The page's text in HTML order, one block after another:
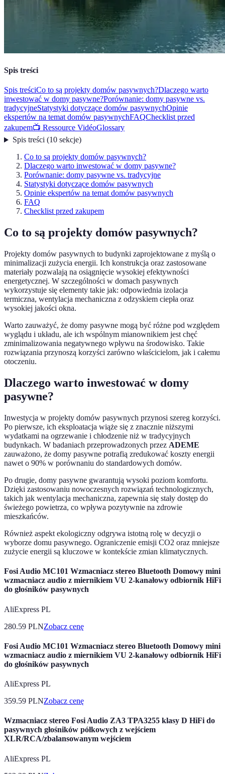
Spis treści
Spis treściCo to są projekty domów pasywnych?Dlaczego warto
inwestować w domy pasywne?Porównanie: domy pasywne vs.
tradycyjneStatystyki dotyczące domów pasywnychOpinie
ekspertów na temat domów pasywnychFAQChecklist przed
zakupem📺 Ressource VidéoGlossary
Spis treści(10 sekcje)
Co to są projekty domów pasywnych?
Dlaczego warto inwestować w domy pasywne?
Porównanie: domy pasywne vs. tradycyjne
Statystyki dotyczące domów pasywnych
Opinie ekspertów na temat domów pasywnych
FAQ
Checklist przed zakupem
Co to są projekty domów pasywnych?
Projekty domów pasywnych to budynki zaprojektowane z myślą o
minimalizacji zużycia energii. Ich konstrukcja oraz zastosowane
materiały pozwalają na osiągnięcie wysokiej efektywności
energetycznej. W szczególności w domach pasywnych
wykorzystuje się elementy takie jak: odpowiednia izolacja
termiczna, wentylacja mechaniczna z odzyskiem ciepła oraz
wysokiej jakości okna.
Warto zauważyć, że domy pasywne mogą być różne pod względem
wyglądu i układu, ale ich wspólnym mianownikiem jest chęć
zminimalizowania negatywnego wpływu na środowisko. Takie
rozwiązania przynoszą korzyści zarówno właścicielom, jak i całemu
otoczeniu.
Dlaczego warto inwestować w domy
pasywne?
Inwestycja w projekty domów pasywnych przynosi szereg korzyści.
Po pierwsze, ich eksploatacja wiąże się z znacznie niższymi
wydatkami na ogrzewanie i chłodzenie niż w tradycyjnych
budynkach. W badaniach przeprowadzonych przez ADEME
zauważono, że domy pasywne potrafią zredukować koszty energii
nawet o 90% w porównaniu do standardowych domów.
Po drugie, domy pasywne gwarantują wysoki poziom komfortu.
Dzięki zastosowaniu nowoczesnych rozwiązań technologicznych,
takich jak wentylacja mechaniczna, zapewnia się stały dostęp do
świeżego powietrza, co wpływa pozytywnie na zdrowie
mieszkańców.
Również aspekt ekologiczny odgrywa istotną rolę w decyzji o
wyborze domu pasywnego. Ograniczenie emisji CO2 oraz mniejsze
zużycie energii są kluczowe w kontekście zmian klimatycznych.
Fosi Audio MC101 Wzmacniacz stereo Bluetooth Domowy mini
wzmacniacz audio z miernikiem VU 2-kanałowy odbiornik HiFi
do głośników pasywnych
AliExpress PL
280.59 PLNZobacz cenę
Fosi Audio MC101 Wzmacniacz stereo Bluetooth Domowy mini
wzmacniacz audio z miernikiem VU 2-kanałowy odbiornik HiFi
do głośników pasywnych
AliExpress PL
359.59 PLNZobacz cenę
Wzmacniacz stereo Fosi Audio ZA3 TPA3255 klasy D HiFi do
pasywnych głośników półkowych z wejściem
XLR/RCA/zbalansowanym wejściem
AliExpress PL